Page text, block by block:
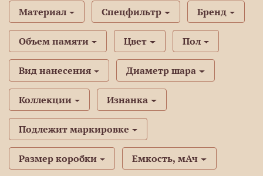
Материал Спецфильтр Бренд
Объем памяти Цвет Пол
Вид нанесения Диаметр шара
Коллекции Изнанка
Подлежит маркировке
Размер коробки Емкость, мАч